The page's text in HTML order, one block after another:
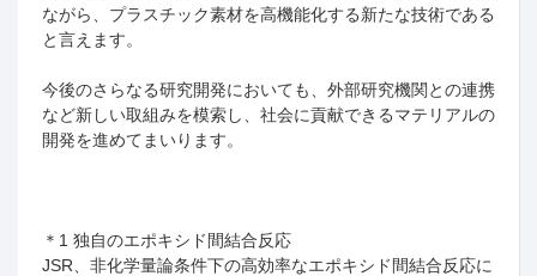
ながら、プラスチック素材を高機能化する新たな技術である
と言えます。
今後のさらなる研究開発においても、外部研究機関との連携
など新しい取組みを模索し、社会に貢献できるマテリアルの
開発を進めてまいります。
＊ 1 独自のエポキシド間結合反応
JSR 、非化学量論条件下の高効率なエポキシド間結合反応に